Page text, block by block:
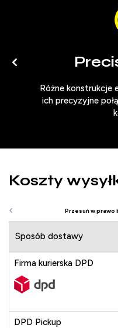
Różne konstrukcje
ich precyzyjne
Koszty
Sposób dostawy
Firma kurierska DPD
DPD Pickup